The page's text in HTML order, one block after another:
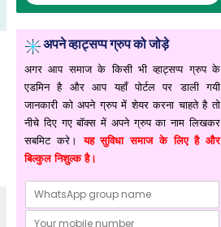
अपने व्हाट्सप्प ग्रुप को जोड़े
अगर आप समाज के किसी भी व्हाट्सप्प ग्रुप के
एडमिन है और आप यहाँ पोर्टल पर डाली गयी
जानकारी को अपने ग्रुप में शेयर करना चाहते है तो
नीचे दिए गए बॉक्स में अपने ग्रुप का नाम लिखकर
सबमिट करे।यह सुविधा समाज के लिए है और
बिल्कुल निशुल्क है।